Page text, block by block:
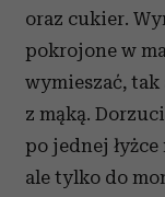
oraz cukier.
pokrojone w
wymieszać, tak
z mąką.
po jednej
ale tylko do